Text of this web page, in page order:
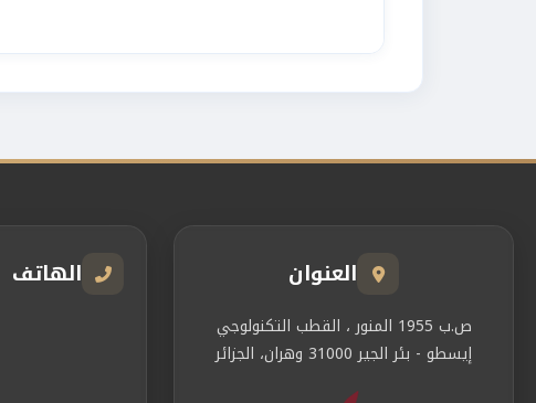
العنوان
ص.ب 1955 المنور ، القطب التكنولوجي
إيسطو - بئر الجير 31000 وهران، الجزائر
الهاتف